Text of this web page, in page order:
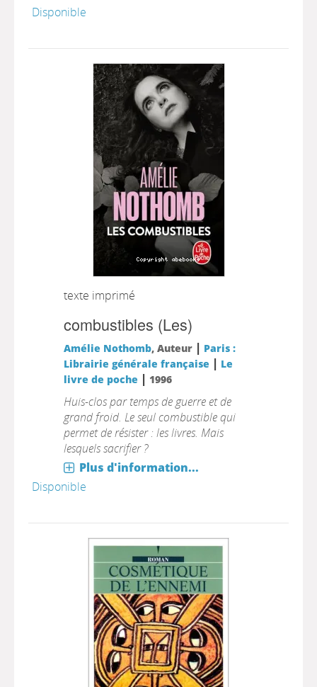
Disponible
texte imprimé
combustibles (Les)
Amélie Nothomb, Auteur | Paris :
Librairie générale française | Le
livre de poche | 1996
Huis-clos par temps de guerre et de
grand froid. Le seul combustible qui
permet de résister : les livres. Mais
lesquels sacrifier ?
Plus d'information...
Disponible